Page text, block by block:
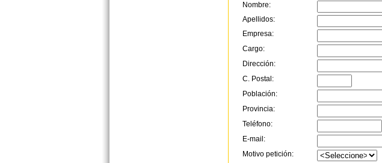
Nombre:
Apellidos:
Empresa:
Cargo:
Dirección:
C. Postal:
Población:
Provincia:
Teléfono:
E-mail:
Motivo petición: